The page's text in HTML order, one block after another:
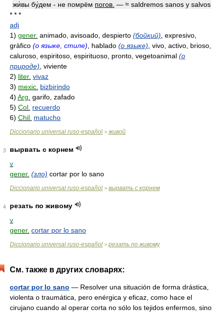
жи́вы бу́дем - не помрём погов. — ≈ saldremos sanos y salvos
* * *
adj
1) gener. animado, avisoado, despierto (бойкий) , expresivo,
gràfico (о языке, стиле) , hablado (о языке) , vivo, activo, brioso,
caluroso, espiritoso, espirituoso, pronto, vegetoanimal (о
природе) , viviente
2) liter. vivaz
3) mexic. bizbirindo
4) Arg. garifo, zafado
5) Col. recuerdo
6) Chil. matucho
Diccionario universal ruso-español > живой
3
вырвать с корнем
v
gener. (зло) cortar por lo sano
Diccionario universal ruso-español > вырвать с корнем
4
резать по живому
v
gener. cortar por lo sano
Diccionario universal ruso-español > резать по живому
См. также в других словарях:
cortar por lo sano — Resolver una situación de forma drástica,
violenta o traumática, pero enérgica y eficaz, como hace el
cirujano cuando al operar corta no sólo los tejidos enfermos, sino